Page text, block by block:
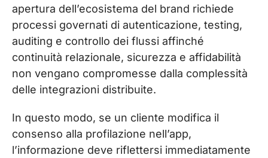
apertura dell’ecosistema del brand richiede
processi governati di autenticazione, testing,
auditing e controllo dei flussi affinché
continuità relazionale, sicurezza e affidabilità
non vengano compromesse dalla complessità
delle integrazioni distribuite.
In questo modo, se un cliente modifica il
consenso alla profilazione nell’app,
l’informazione deve riflettersi immediatamente